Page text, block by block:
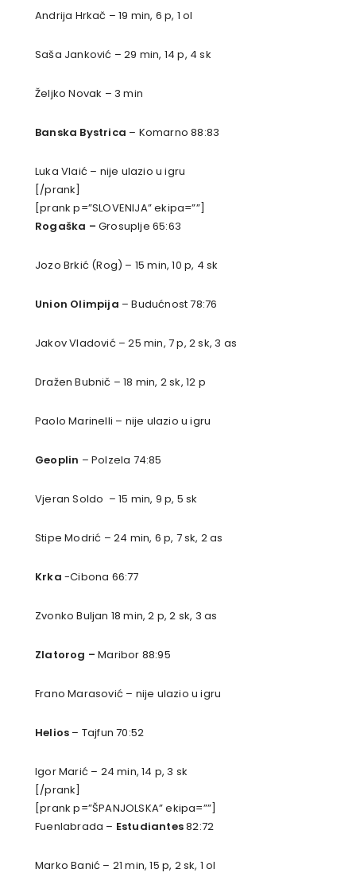
Andrija Hrkač – 19 min, 6 p, 1 ol
Saša Janković – 29 min, 14 p, 4 sk
Željko Novak – 3 min
Banska Bystrica – Komarno 88:83
Luka Vlaić – nije ulazio u igru
[/prank]
[prank p=”SLOVENIJA” ekipa=””]
Rogaška – Grosuplje 65:63
Jozo Brkić (Rog) – 15 min, 10 p, 4 sk
Union Olimpija – Budućnost 78:76
Jakov Vladović – 25 min, 7 p, 2 sk, 3 as
Dražen Bubnič – 18 min, 2 sk, 12 p
Paolo Marinelli – nije ulazio u igru
Geoplin – Polzela 74:85
Vjeran Soldo – 15 min, 9 p, 5 sk
Stipe Modrić – 24 min, 6 p, 7 sk, 2 as
Krka -Cibona 66:77
Zvonko Buljan 18 min, 2 p, 2 sk, 3 as
Zlatorog –Maribor 88:95
Frano Marasović – nije ulazio u igru
Helios – Tajfun 70:52
Igor Marić – 24 min, 14 p, 3 sk
[/prank]
[prank p=”ŠPANJOLSKA” ekipa=””]
Fuenlabrada – Estudiantes82:72
Marko Banić – 21 min, 15 p, 2 sk, 1 ol